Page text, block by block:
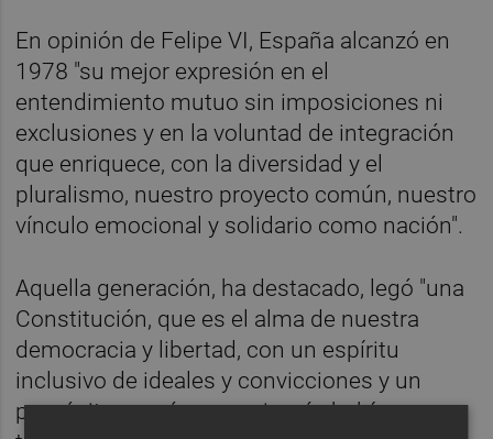
En opinión de Felipe VI, España alcanzó en
1978 "su mejor expresión en el
entendimiento mutuo sin imposiciones ni
exclusiones y en la voluntad de integración
que enriquece, con la diversidad y el
pluralismo, nuestro proyecto común, nuestro
vínculo emocional y solidario como nación".
Aquella generación, ha destacado, legó "una
Constitución, que es el alma de nuestra
democracia y libertad, con un espíritu
inclusivo de ideales y convicciones y un
propósito común como jamás habíamos